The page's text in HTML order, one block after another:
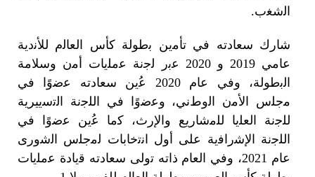
ﺳﻌﺎدته ﻓﻲ ﺗﺄﻣين ﺑطوﻟﺔ ﻛﺄس اﻟﻌﺎﻟم ﻟﻸﻧدية
ﻋﺎﻣﻲ 2019 و 2020 ﻋﺑر ﻟﺟﻧﺔ ﻋﻣﻠيات أﻣن وﺳﻼﻣﺔ
اﻟﺑطوﻟﺔ، وﻓﻲ ﻋﺎم 2020 ﻋُين ﺳﻌﺎدته ﻋﺿوًا ﻓﻲ
اﻷﻣن اﻟوطﻧﻲ، وﻋﺿوًا ﻓﻲ اﻟﻠﺟﻧﺔ اﻟﺗﺳييرية
اﻟﻌﻠيا ﻟﻠﻣﺷﺎريع واﻹرث، ﻛﻣﺎ ﻋُين ﻋﺿوًا ﻓﻲ
الإﺷراﻓية ﻋﻠﻰ أول اﻧﺗﺧﺎﺑﺎت ﻟﻣﺟﻠس اﻟﺷورى
ﻋﺎم 2021، وﻓﻲ اﻟﻌﺎم ذاته ﺗوﻟﻰ ﺳﻌﺎدته ﻗيادة ﻋﻣﻠيات